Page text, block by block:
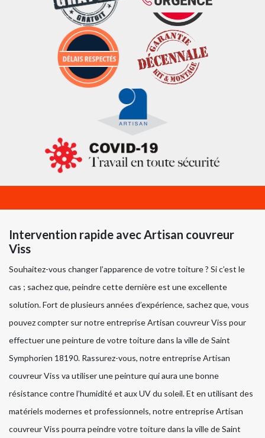
Intervention rapide avec Artisan couvreur
Viss
Souhaitez-vous changer l’apparence de votre toiture ? Si c’est le
cas ; sachez que, peindre cette dernière est une excellente
solution. Fort de plusieurs années d’expérience, sachez que, vous
pouvez compter sur notre entreprise Artisan couvreur Viss pour
effectuer une peinture de votre toiture dans la ville de Saint
Symphorien 18190. Rassurez-vous, notre entreprise Artisan
couvreur Viss va utiliser une peinture qui aura une bonne
résistance contre l’humidité et aux UV du soleil. Et en utilisant des
matériels modernes et professionnels, notre entreprise Artisan
couvreur Viss pourra peindre votre toiture dans la ville de Saint